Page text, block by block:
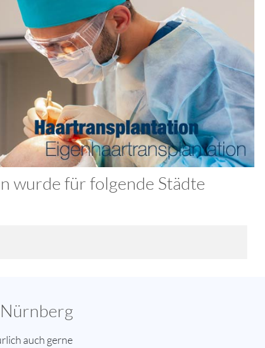
wurde für folgende Städte
auch gerne